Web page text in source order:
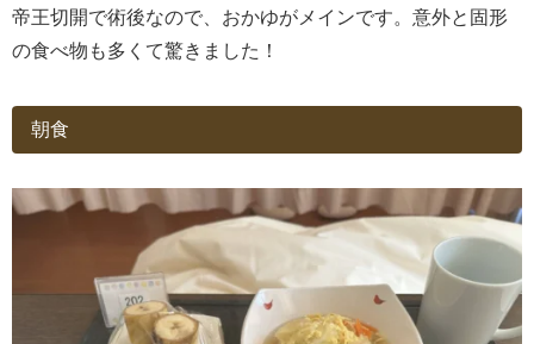
帝王切開で術後なので、おかゆがメインです。意外と固形
の食べ物も多くて驚きました！
朝食